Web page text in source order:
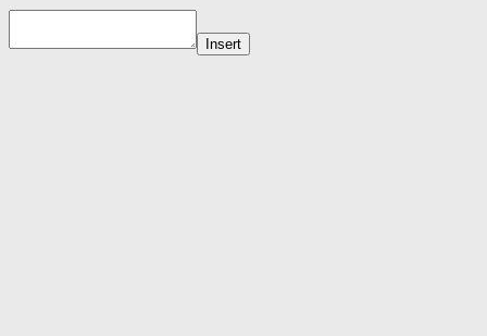
Insert